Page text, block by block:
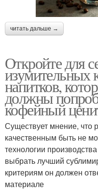
читать дальше →
Откройте для
изумительных
напитков,
должны
кофейный
Существует мнение, что
качественным быть не
технологии
выбрать лучший
критериям он должен
материале